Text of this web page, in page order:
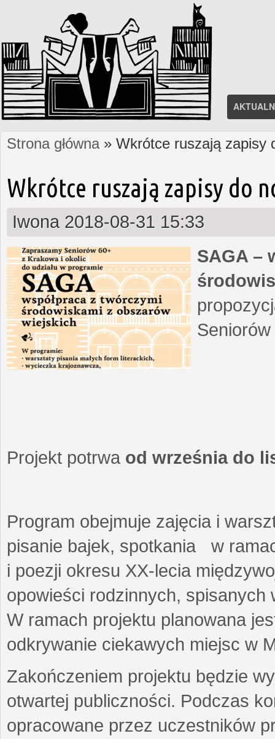
Jesteś tutaj
Strona główna» Wkrótce ruszają zapisy
Wkrótce ruszają zapisy do
Iwona 2018-08-31 15:33
SAGA –
Projekt potrwa od września do
Program obejmuje zajęcia i
pisanie bajek, spotkania w
i poezji okresu XX-lecia
opowieści rodzinnych,
W ramach projektu planowana
odkrywanie ciekawych miejsc w
Zakończeniem projektu będzie
otwartej publiczności. Podczas
opracowane przez uczestników